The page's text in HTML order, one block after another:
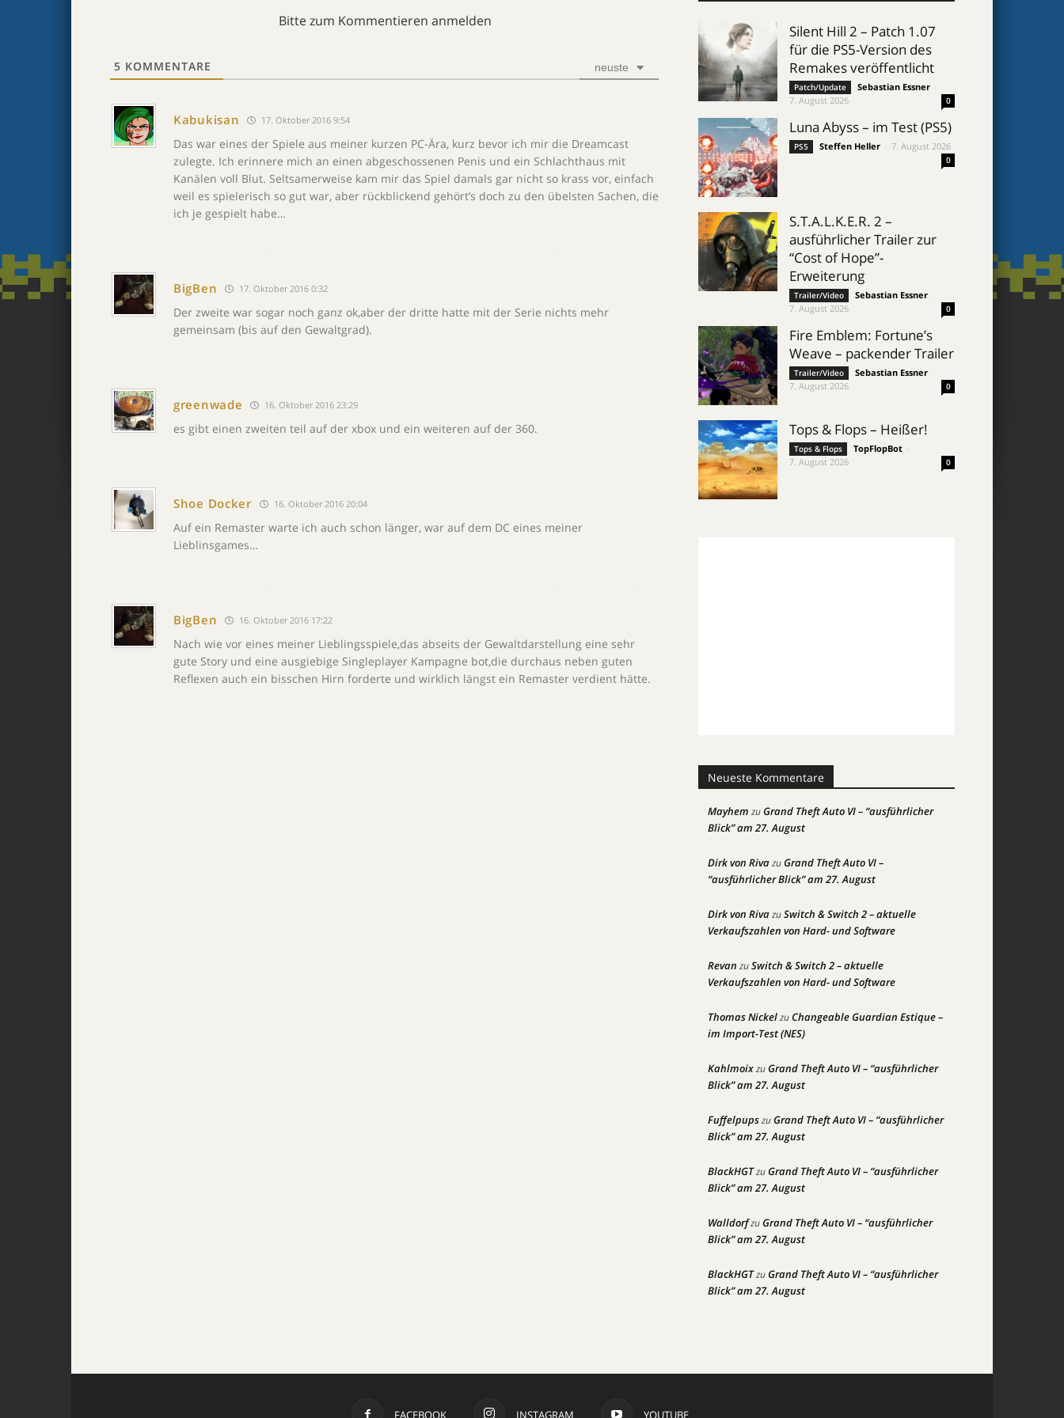
Bitte zum Kommentieren anmelden
5 KOMMENTARE neuste
Kabukisan 17. Oktober 2016 9:54
Das war eines der Spiele aus meiner kurzen PC-Ära, kurz bevor ich mir die Dreamcast
zulegte. Ich erinnere mich an einen abgeschossenen Penis und ein Schlachthaus mit
Kanälen voll Blut. Seltsamerweise kam mir das Spiel damals gar nicht so krass vor, einfach
weil es spielerisch so gut war, aber rückblickend gehört’s doch zu den übelsten Sachen, die
ich je gespielt habe…
BigBen 17. Oktober 2016 0:32
Der zweite war sogar noch ganz ok,aber der dritte hatte mit der Serie nichts mehr
gemeinsam (bis auf den Gewaltgrad).
greenwade 16. Oktober 2016 23:29
es gibt einen zweiten teil auf der xbox und ein weiteren auf der 360.
Shoe Docker 16. Oktober 2016 20:04
Auf ein Remaster warte ich auch schon länger, war auf dem DC eines meiner
Lieblinsgames…
BigBen 16. Oktober 2016 17:22
Nach wie vor eines meiner Lieblingsspiele,das abseits der Gewaltdarstellung eine sehr
gute Story und eine ausgiebige Singleplayer Kampagne bot,die durchaus neben guten
Reflexen auch ein bisschen Hirn forderte und wirklich längst ein Remaster verdient hätte.
Silent Hill 2 – Patch 1.07
für die PS5-Version des
Remakes veröffentlicht
Patch/Update Sebastian Essner
7. August 2026
0
Luna Abyss – im Test (PS5)
PS5 Steffen Heller 7. August 2026
0
S.T.A.L.K.E.R. 2 –
ausführlicher Trailer zur
“Cost of Hope”-
Erweiterung
Trailer/Video Sebastian Essner
7. August 2026
0
Fire Emblem: Fortune’s
Weave – packender Trailer
Trailer/Video Sebastian Essner
7. August 2026
0
Tops & Flops – Heißer!
Tops & Flops TopFlopBot
7. August 2026
0
Neueste Kommentare
Mayhem zuGrand Theft Auto VI – “ausführlicher
Blick” am 27. August
Dirk von RivazuGrand Theft Auto VI –
“ausführlicher Blick” am 27. August
Dirk von RivazuSwitch & Switch 2 – aktuelle
Verkaufszahlen von Hard- und Software
Revan zuSwitch & Switch 2 – aktuelle
Verkaufszahlen von Hard- und Software
Thomas NickelzuChangeable Guardian Estique –
im Import-Test (NES)
KahlmoixzuGrand Theft Auto VI – “ausführlicher
Blick” am 27. August
FuffelpupszuGrand Theft Auto VI – “ausführlicher
Blick” am 27. August
BlackHGTzuGrand Theft Auto VI – “ausführlicher
Blick” am 27. August
WalldorfzuGrand Theft Auto VI – “ausführlicher
Blick” am 27. August
BlackHGTzuGrand Theft Auto VI – “ausführlicher
Blick” am 27. August
FACEBOOK INSTAGRAM YOUTUBE